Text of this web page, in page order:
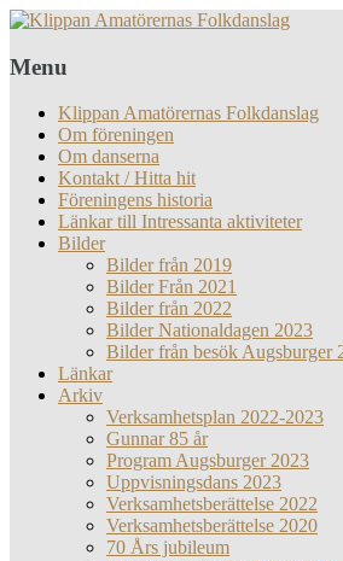
Menu
Klippan Amatörernas Folkdanslag
Om föreningen
Om danserna
Kontakt / Hitta hit
Föreningens historia
Länkar till Intressanta aktiviteter
Bilder
Bilder från 2019
Bilder Från 2021
Bilder från 2022
Bilder Nationaldagen 2023
Bilder från besök Augsburger
Länkar
Arkiv
Verksamhetsplan 2022-2023
Gunnar 85 år
Program Augsburger 2023
Uppvisningsdans 2023
Verksamhetsberättelse 2022
Verksamhetsberättelse 2020
70 Års jubileum